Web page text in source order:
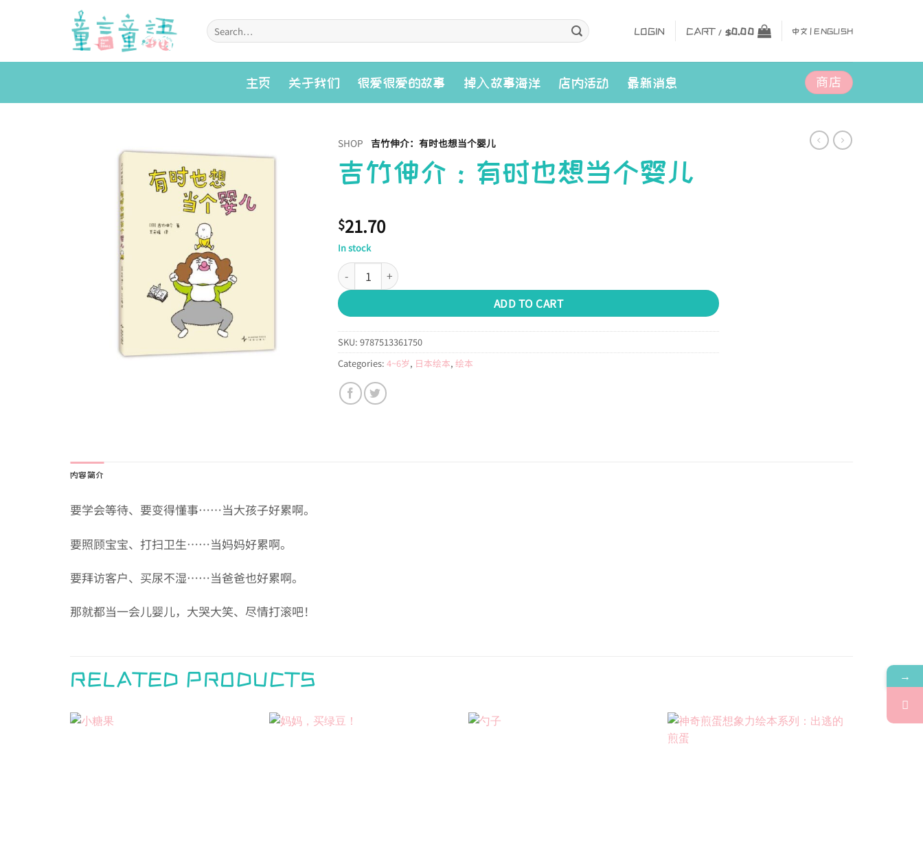
Search
for:
LOGIN CART / $0.00 中文 | ENGLISH
主页 关于我们 很爱很爱的故事 掉入故事海洋 店内活动 最新消息 商店
SHOP 吉竹伸介：有时也想当个婴儿
吉竹伸介：有时也想当个婴儿
$21.70
In stock
吉竹伸介：有时也想当个婴儿 quantity
ADD TO CART
SKU: 9787513361750
Categories: 4~6岁, 日本绘本, 绘本
内容简介
要学会等待、要变得懂事……当大孩子好累啊。
要照顾宝宝、打扫卫生……当妈妈好累啊。
要拜访客户、买尿不湿……当爸爸也好累啊。
那就都当一会儿婴儿，大哭大笑、尽情打滚吧！
RELATED PRODUCTS →